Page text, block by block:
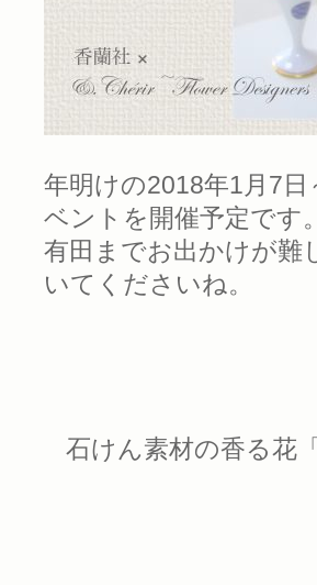
年明けの2018年1月7
ベントを開催予定です。
有田までお出かけが難
いてくださいね。
石けん素材の香る花